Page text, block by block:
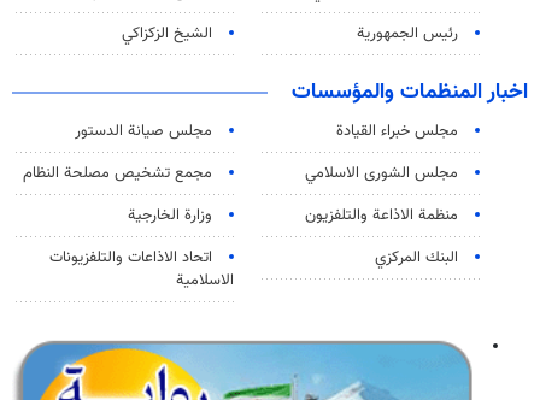
رئيس الجمهورية
الشيخ الزكزاكي
اخبار المنظمات والمؤسسات
مجلس خبراء القيادة
مجلس صيانة الدستور
مجلس الشورى الاسلامي
مجمع تشخيص مصلحة النظام
منظمة الاذاعة والتلفزیون
وزارة الخارجية
البنك المركزي
اتحاد الاذاعات والتلفزيونات
الاسلامية